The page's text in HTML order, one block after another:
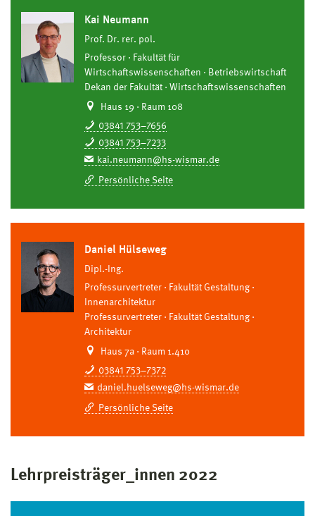
Kai Neumann
Prof. Dr. rer. pol.
Professor
Fakultät für
Wirtschaftswissenschaften
Betriebswirtschaft
Dekan der Fakultät
Wirtschaftswissenschaften
Haus 19 · Raum 108
03841 753–7656
03841 753–7233
kai.neumann@hs-wismar.de
Persönliche Seite
Daniel Hülseweg
Dipl.-Ing.
Professurvertreter
Fakultät Gestaltung
Innenarchitektur
Professurvertreter
Fakultät Gestaltung
Architektur
Haus 7a · Raum 1.410
03841 753–7372
daniel.huelseweg@hs-wismar.de
Persönliche Seite
Lehrpreisträger_innen 2022